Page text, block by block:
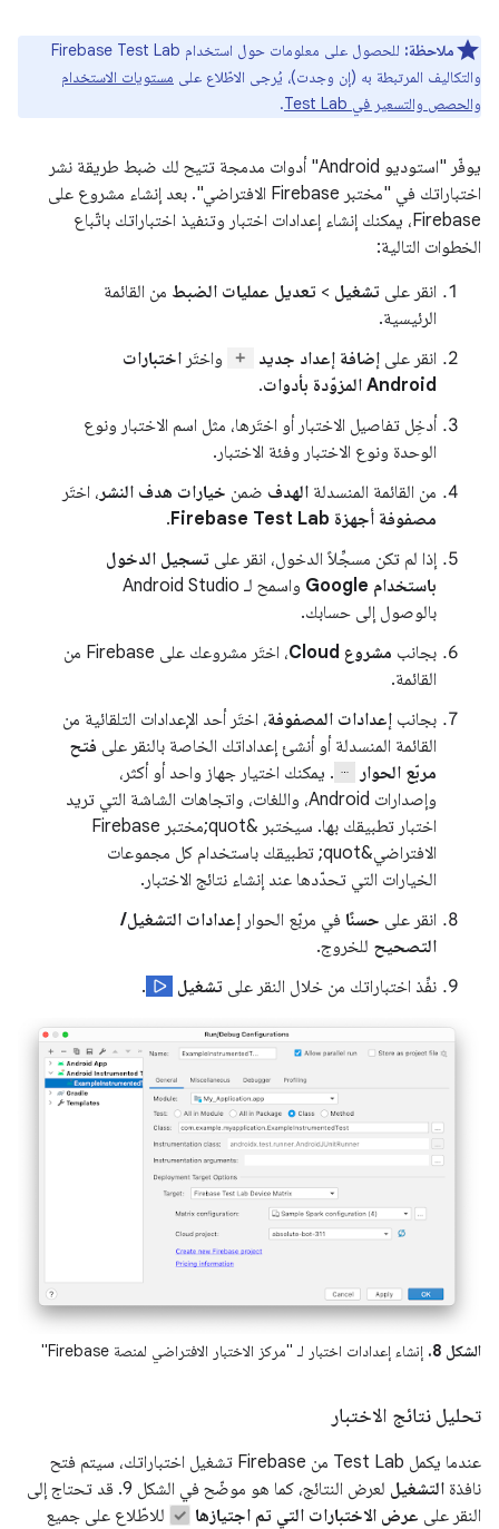
ملاحظة:
للحصول على معلومات حول استخدام Firebase Test Lab
والتكاليف المرتبطة به (إن وجدت)، يُرجى الاطّلاع على مستويات الاستخدام
والحصص والتسعير في Test Lab
.
يوفّر "استوديو Android" أدوات مدمجة تتيح لك ضبط طريقة نشر
اختباراتك في "مختبر Firebase الافتراضي". بعد إنشاء مشروع على
Firebase، يمكنك إنشاء إعدادات اختبار وتنفيذ اختباراتك باتّباع
الخطوات التالية:
انقر على تشغيل > تعديل عمليات الضبط من القائمة
الرئيسية.
انقر على إضافة إعداد جديد واختَراختبارات
Android المزوّدة بأدوات
.
أدخِل تفاصيل الاختبار أو اختَرها، مثل اسم الاختبار ونوع
الوحدة ونوع الاختبار وفئة الاختبار.
من القائمة المنسدلة الهدف ضمن خيارات هدف النشر ، اختَر
مصفوفة أجهزة Firebase Test Lab
.
إذا لم تكن مسجِّلاً الدخول، انقر على تسجيل الدخول
باستخدام Google
واسمح لـ Android Studio
بالوصول إلى حسابك.
بجانب مشروع Cloud
، اختَر مشروعك على Firebase من
القائمة.
بجانب إعدادات المصفوفة، اختَر أحد الإعدادات التلقائية من
القائمة المنسدلة أو أنشئ إعداداتك الخاصة بالنقر على فتح
مربّع الحوار
. يمكنك اختيار جهاز واحد أو أكثر،
وإصدارات Android، واللغات، واتجاهات الشاشة التي تريد
اختبار تطبيقك بها. سيختبر &quot;مختبر Firebase
الافتراضي&quot; تطبيقك باستخدام كل مجموعات
الخيارات التي تحدّدها عند إنشاء نتائج الاختبار.
انقر على حسنًا في مربّع الحوار إعدادات التشغيل/
التصحيح للخروج.
نفِّذ اختباراتك من خلال النقر على تشغيل .
الشكل 8. إنشاء إعدادات اختبار لـ "مركز الاختبار الافتراضي لمنصة Firebase"
تحليل نتائج الاختبار
عندما يكمل Test Lab من Firebase تشغيل اختباراتك، سيتم فتح
نافذة التشغيل
لعرض النتائج، كما هو موضّح في الشكل 9. قد تحتاج إلى
النقر على عرض الاختبارات التي تم اجتيازها
للاطّلاع على جميع